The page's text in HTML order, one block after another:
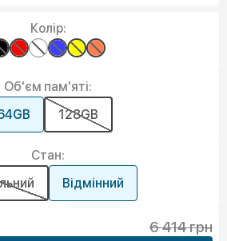
Колір:
Об'єм пам'яті:
128GB
Стан:
Відмінний
6 414 грн